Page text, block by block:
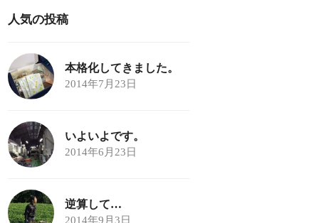
人気の投稿
本格化してきました。
2014年7月23日
いよいよです。
2014年6月23日
逆算して…
2014年9月3日